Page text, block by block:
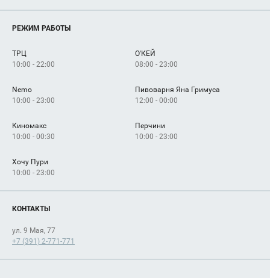
Магазины
Услуги
Рекламодателям
Как добраться
РЕЖИМ РАБОТЫ
ТРЦ
10:00 - 22:00
О'КЕЙ
08:00 - 23:00
Nemo
10:00 - 23:00
Пивоварня Яна Гримуса
12:00 - 00:00
Киномакс
10:00 - 00:30
Перчини
10:00 - 23:00
Хочу Пури
10:00 - 23:00
КОНТАКТЫ
ул. 9 Мая, 77
+7 (391) 2-771-771